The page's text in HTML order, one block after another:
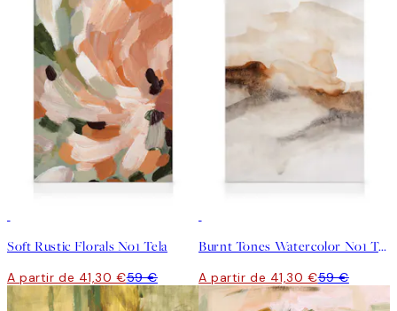
Soft Rustic Florals No1 Tela
A partir de 41,30 €59 €
Burnt Tones Watercolor No1 Tela
A partir de 41,30 €59 €